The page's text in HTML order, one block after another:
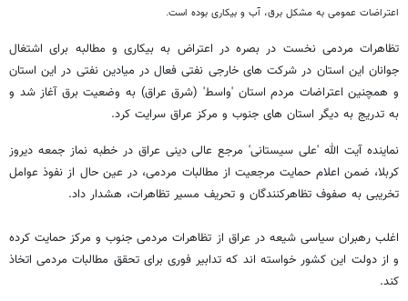
اعتراضات عمومی به مشکل برق، آب و بیکاری بوده است.
تظاهرات مردمی نخست در بصره در اعتراض به بیکاری و مطالبه برای اشتغال
جوانان این استان در شرکت های خارجی نفتی فعال در میادین نفتی در این استان
و همچنین اعتراضات مردم استان 'واسط' (شرق عراق) به وضعیت برق آغاز شد و
به تدریج به دیگر استان های جنوب و مرکز عراق سرایت کرد.
نماینده آیت الله 'علی سیستانی' مرجع عالی دینی عراق در خطبه نماز جمعه دیروز
کربلا، ضمن اعلام حمایت مرجعیت از مطالبات مردمی، در عین حال از نفوذ عوامل
تخریبی به صفوف تظاهرکنندگان و تحریف مسیر تظاهرات، هشدار داد.
اغلب رهبران سیاسی شیعه در عراق از تظاهرات مردمی جنوب و مرکز حمایت کرده
و از دولت این کشور خواسته اند که تدابیر فوری برای تحقق مطالبات مردمی اتخاذ
کند.